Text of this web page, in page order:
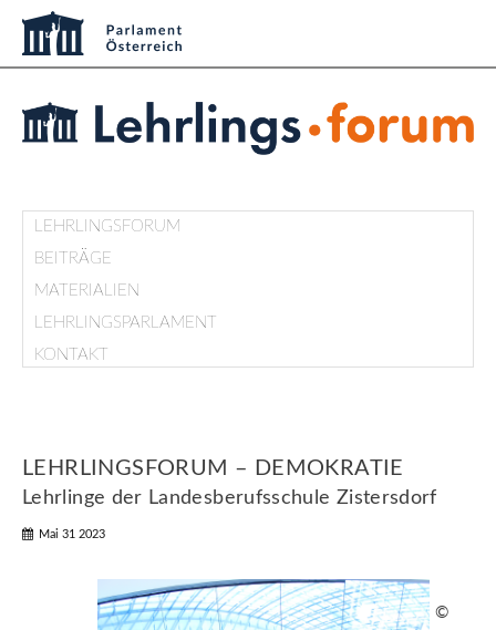
LEHRLINGSFORUM
BEITRÄGE
MATERIALIEN
LEHRLINGSPARLAMENT
KONTAKT
LEHRLINGSFORUM – DEMOKRATIE
Lehrlinge der Landesberufsschule Zistersdorf
Mai 31 2023
©